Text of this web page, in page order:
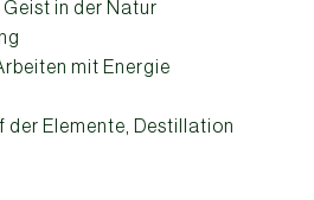
in der Natur
mit Energie
der Elemente, Destillation